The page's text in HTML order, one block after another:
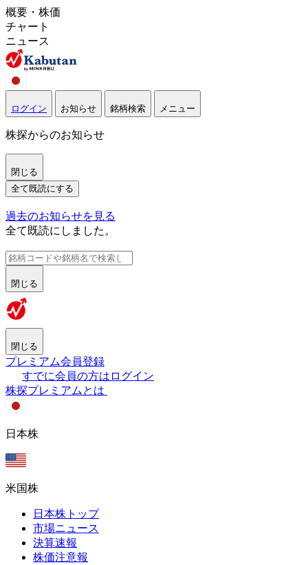
概要・株価
チャート
ニュース
ログイン お知らせ 銘柄検索 メニュー
株探からのお知らせ
閉じる
全て既読にする
過去のお知らせを見る
全て既読にしました。
閉じる
閉じる
プレミアム会員登録
すでに会員の方はログイン
株探プレミアムとは
日本株
米国株
日本株トップ
市場ニュース
決算速報
株価注意報